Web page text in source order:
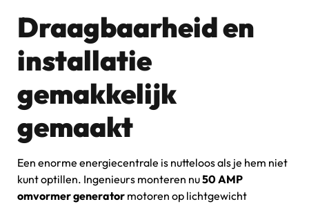
Draagbaarheid en
installatie
gemakkelijk
gemaakt
Een enorme energiecentrale is nutteloos als je hem niet
kunt optillen. Ingenieurs monteren nu50 AMP
omvormer generator motoren op lichtgewicht